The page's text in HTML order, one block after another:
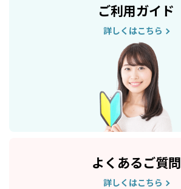
ご利用ガイド
詳しくはこちら
よくあるご質問
詳しくはこちら